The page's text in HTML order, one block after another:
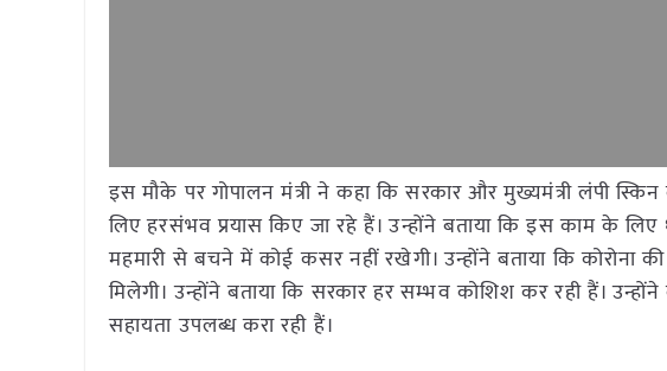
इस मौके पर गोपालन मंत्री ने कहा कि सरकार और मुख्यमंत्री लंपी
लिए हरसंभव प्रयास किए जा रहे हैं। उन्होंने बताया कि इस काम के
महमारी से बचने में कोई कसर नहीं रखेगी। उन्होंने बताया कि कोरोना
मिलेगी। उन्होंने बताया कि सरकार हर सम्भव कोशिश कर रही हैं।
सहायता उपलब्ध करा रही हैं।